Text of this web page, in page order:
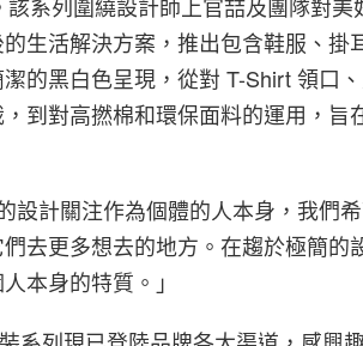
生活解決方案，推出包含鞋服、掛
的黑白色呈現，從對 T-Shirt 領口
到對高撚棉和環保面料的運用，旨
設計關注作為個體的人本身，我們
去更多想去的地方。在趨於極簡的
本身的特質。」